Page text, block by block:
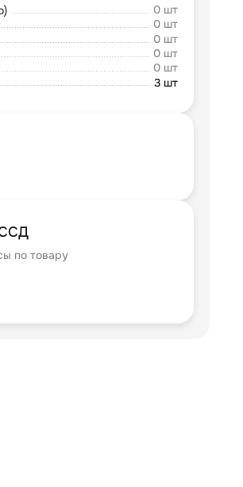
0 шт
0 шт
0 шт
0 шт
0 шт
3 шт
ССД
по товару